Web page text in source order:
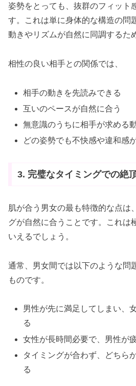
姿勢をとっても、抜群のフィット
す。これは単に身体的な構造の問
動きやリズムが自然に同調するた
相性の良い相手との関係では、
相手の動きを先読みできる
互いのペースが自然に合う
無意識のうちに相手が求める
どの姿勢でも不快感や違和感
3. 完璧なタイミングでの絶
肌が合う男女の最も特徴的な点は
グが自然に合うことです。これは
いえるでしょう。
通常、男女間では以下のような問
ものです。
男性が先に満足してしまい、
る
女性が長時間必要で、男性が
タイミングが合わず、どちら
る